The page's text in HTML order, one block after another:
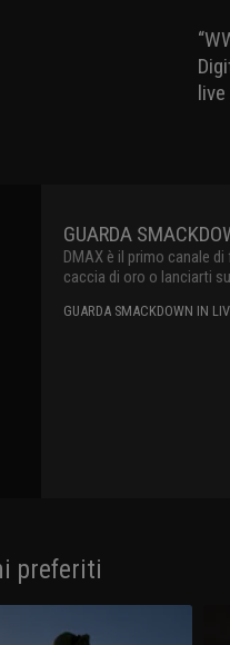
GUARDA
DMAX è il primo canale
caccia di oro o lanciarti
GUARDA SMACKDOWN IN
preferiti